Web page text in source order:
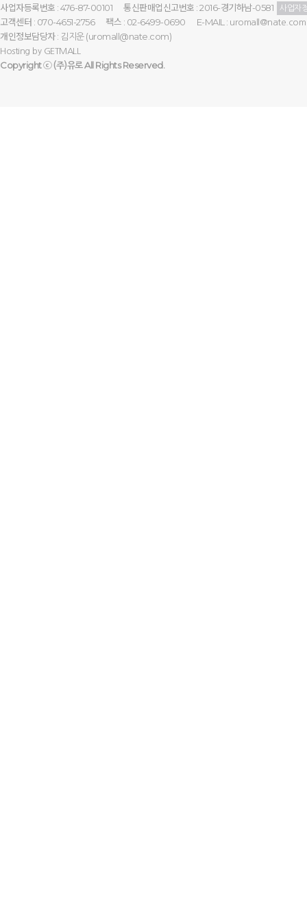
사업자등록번호 : 476-87-00101
통신판매업신고번호 : 2016-경기하남-0581 사업자
고객센터 : 070-4651-2756 팩스 : 02-6499-0690 E-MAIL : uromall@nate.com
개인정보담당자 : 김지운(uromall@nate.com)
Hosting by GETMALL
Copyright ⓒ(주)유로All Rights Reserved.